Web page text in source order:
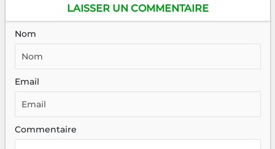
LAISSER UN COMMENTAIRE
Nom
Email
Commentaire